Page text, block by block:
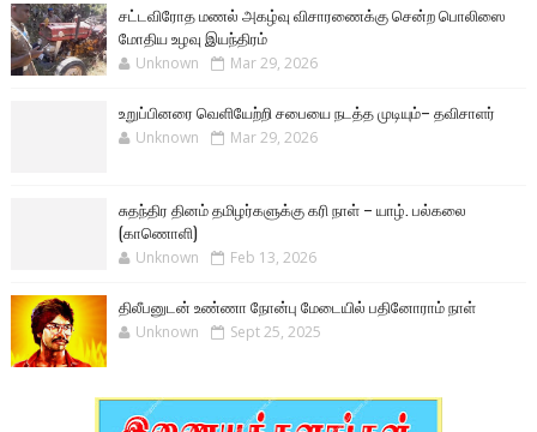
சட்டவிரோத மணல் அகழ்வு விசாரணைக்கு சென்ற பொலிஸை
மோதிய உழவு இயந்திரம்
Unknown Mar 29, 2026
உறுப்பினரை வெளியேற்றி சபையை நடத்த முடியும்– தவிசாளர்
Unknown Mar 29, 2026
சுதந்திர தினம் தமிழர்களுக்கு கரி நாள் – யாழ். பல்கலை
(காணொளி)
Unknown Feb 13, 2026
திலீபனுடன் உண்ணா நோன்பு மேடையில் பதினோராம் நாள்
Unknown Sept 25, 2025